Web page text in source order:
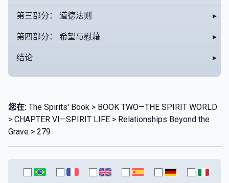
第三部分： 道德法则 ▸
第四部分： 希望与慰藉 ▸
结论 ▸
您在: The Spirits' Book > BOOK TWO—THE SPIRIT WORLD
> CHAPTER VI—SPIRIT LIFE > Relationships Beyond the
Grave > 279